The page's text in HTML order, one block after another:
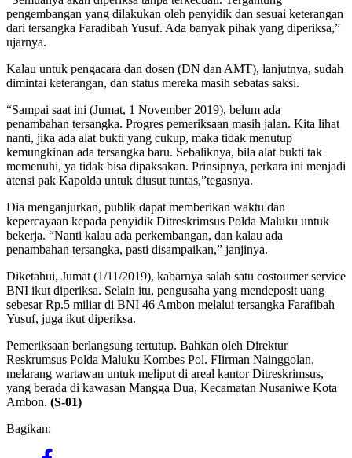
pengembangan yang dilakukan oleh penyidik dan sesuai keterangan
dari tersangka Faradibah Yusuf. Ada banyak pihak yang diperiksa,”
ujarnya.
Kalau untuk pengacara dan dosen (DN dan AMT), lanjutnya, sudah
dimintai keterangan, dan status mereka masih sebatas saksi.
“Sampai saat ini (Jumat, 1 November 2019), belum ada
penambahan tersangka. Progres pemeriksaan masih jalan. Kita lihat
nanti, jika ada alat bukti yang cukup, maka tidak menutup
kemungkinan ada tersangka baru. Sebaliknya, bila alat bukti tak
memenuhi, ya tidak bisa dipaksakan. Prinsipnya, perkara ini menjadi
atensi pak Kapolda untuk diusut tuntas,”tegasnya.
Dia menganjurkan, publik dapat memberikan waktu dan
kepercayaan kepada penyidik Ditreskrimsus Polda Maluku untuk
bekerja. “Nanti kalau ada perkembangan, dan kalau ada
penambahan tersangka, pasti disampaikan,” janjinya.
Diketahui, Jumat (1/11/2019), kabarnya salah satu costoumer service
BNI ikut diperiksa. Selain itu, pengusaha yang mendeposit uang
sebesar Rp.5 miliar di BNI 46 Ambon melalui tersangka Farafibah
Yusuf, juga ikut diperiksa.
Pemeriksaan berlangsung tertutup. Bahkan oleh Direktur
Reskrumsus Polda Maluku Kombes Pol. FIirman Nainggolan,
melarang wartawan untuk meliput di areal kantor Ditreskrimsus,
yang berada di kawasan Mangga Dua, Kecamatan Nusaniwe Kota
Ambon. (S-01)
Bagikan: